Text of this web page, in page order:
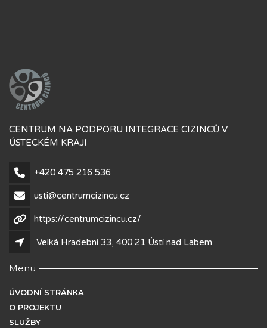
CENTRUM NA PODPORU INTEGRACE CIZINCŮ V
ÚSTECKÉM KRAJI
+420 475 216 536
usti@centrumcizincu.cz
https://centrumcizincu.cz/
Velká Hradební 33, 400 21 Ústí nad Labem
Menu
ÚVODNÍ STRÁNKA
O PROJEKTU
SLUŽBY